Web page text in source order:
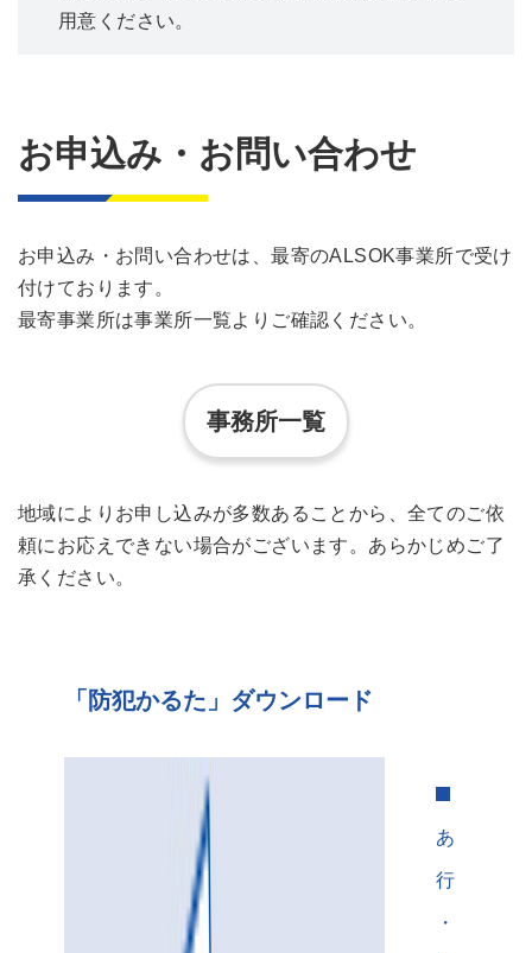
用意ください。
お申込み・お問い合わせ
お申込み・お問い合わせは、最寄のALSOK事業所で受け
付けております。
最寄事業所は事業所一覧よりご確認ください。
事務所一覧
地域によりお申し込みが多数あることから、全てのご依
頼にお応えできない場合がございます。あらかじめご了
承ください。
「防犯かるた」ダウンロード
あ
行
・